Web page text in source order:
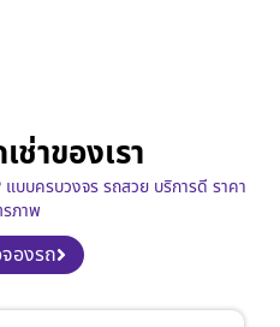
ช่าของเรา
บบครบวงจร รถสวย บริการดี ราคา
ภาพ
องรถ